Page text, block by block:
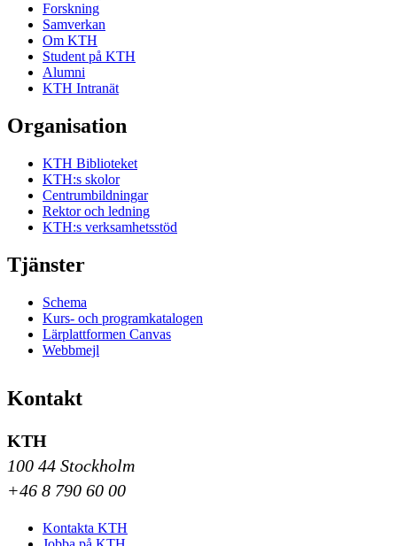
Forskning
Samverkan
Om KTH
Student på KTH
Alumni
KTH Intranät
Organisation
KTH Biblioteket
KTH:s skolor
Centrumbildningar
Rektor och ledning
KTH:s verksamhetsstöd
Tjänster
Schema
Kurs- och programkatalogen
Lärplattformen Canvas
Webbmejl
Kontakt
KTH
100 44 Stockholm
+46 8 790 60 00
Kontakta KTH